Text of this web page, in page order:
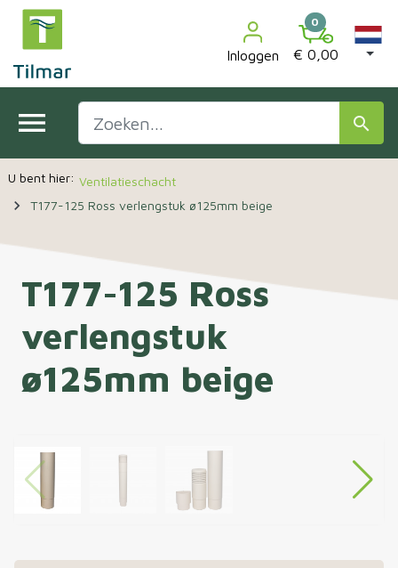
Inloggen
0
€ 0,00
menu search
Ventilatieschacht
navigate_next T177-125 Ross verlengstuk ø125mm beige
T177-125 Ross
verlengstuk
ø125mm beige
